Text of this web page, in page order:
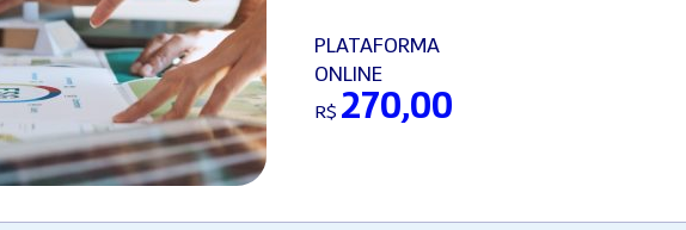
PLATAFORMA
ONLINE
R$ 270,00